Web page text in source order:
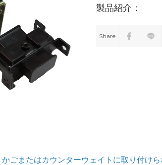
Share
ごまたはカウンターウェイトに取り付け